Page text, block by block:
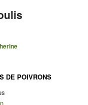
DE POIVRONS